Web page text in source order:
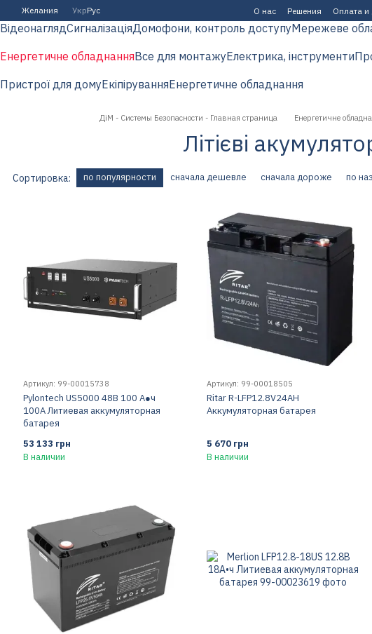
Желания УкрРус О нас Решения Оплата и
ВідеонаглядСигналізаціяДомофони, контроль доступуМережеве
Енергетичне обладнанняВсе для монтажуЕлектрика, інструменти
Пристрої для домуЕкіпіруванняЕнергетичне обладнання
ДіМ - Системы Безопасности - Главная страница Енергетичне
Літієві
Сортировка: по популярности сначала дешевле сначала дороже по
Артикул: 99-00015738
Pylontech US5000 48В 100 А●ч
100А Литиевая аккумуляторная
батарея
53 133 грн
В наличии
Артикул: 99-00018505
Ritar R-LFP12.8V24AH
Аккумуляторная батарея
5 670 грн
В наличии